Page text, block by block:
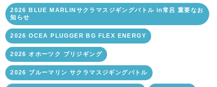
2026 BLUE MARLINサクラマスジギングバトル in常呂 重要なお
知らせ
2026 OCEA PLUGGER BG FLEX ENERGY
2026 オホーツク ブリジギング
2026 ブルーマリン サクラマスジギングバトル